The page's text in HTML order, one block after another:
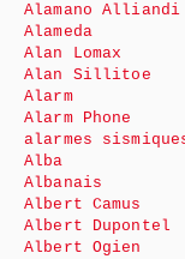
Alamano Alliandi
Alameda
Alan Lomax
Alan Sillitoe
Alarm
Alarm Phone
alarmes
Alba
Albanais
Albert Camus
Albert Dupontel
Albert Ogien